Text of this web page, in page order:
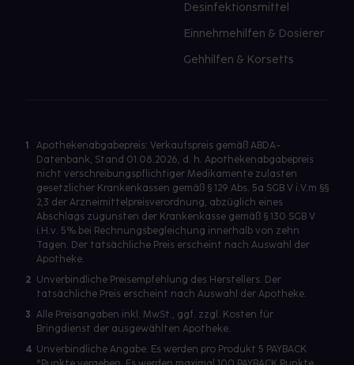
Desinfektionsmittel
Einnehmehilfen & Dosierer
Gehhilfen & Korsetts
1
Apothekenabgabepreis: Verkaufspreis gemäß ABDA-
Datenbank, Stand 01.08.2026, d. h. Apothekenabgabepreis
nicht verschreibungspflichtiger Medikamente zulasten
gesetzlicher Krankenkassen gemäß § 129 Abs. 5a SGB V i.V.m §§
2,3 der Arzneimittelpreisverordnung, abzüglich eines
Abschlags zugunsten der Krankenkasse gemäß § 130 SGB V
i.H.v. 5% bei Rechnungsbegleichung innerhalb von zehn
Tagen. Der tatsächliche Preis erscheint nach Auswahl der
Apotheke.
2 Unverbindliche Preisempfehlung des Herstellers. Der
tatsächliche Preis erscheint nach Auswahl der Apotheke.
3 Alle Preisangaben inkl. MwSt., ggf. zzgl. Kosten für
Bringdienst der ausgewählten Apotheke.
4 Unverbindliche Angabe. Es werden pro Produkt 5 PAYBACK